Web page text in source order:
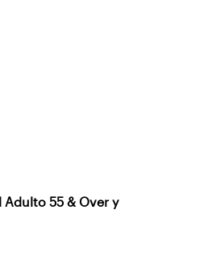
55 & Over y